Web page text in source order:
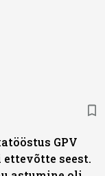
GPV
ettevõtte seest.